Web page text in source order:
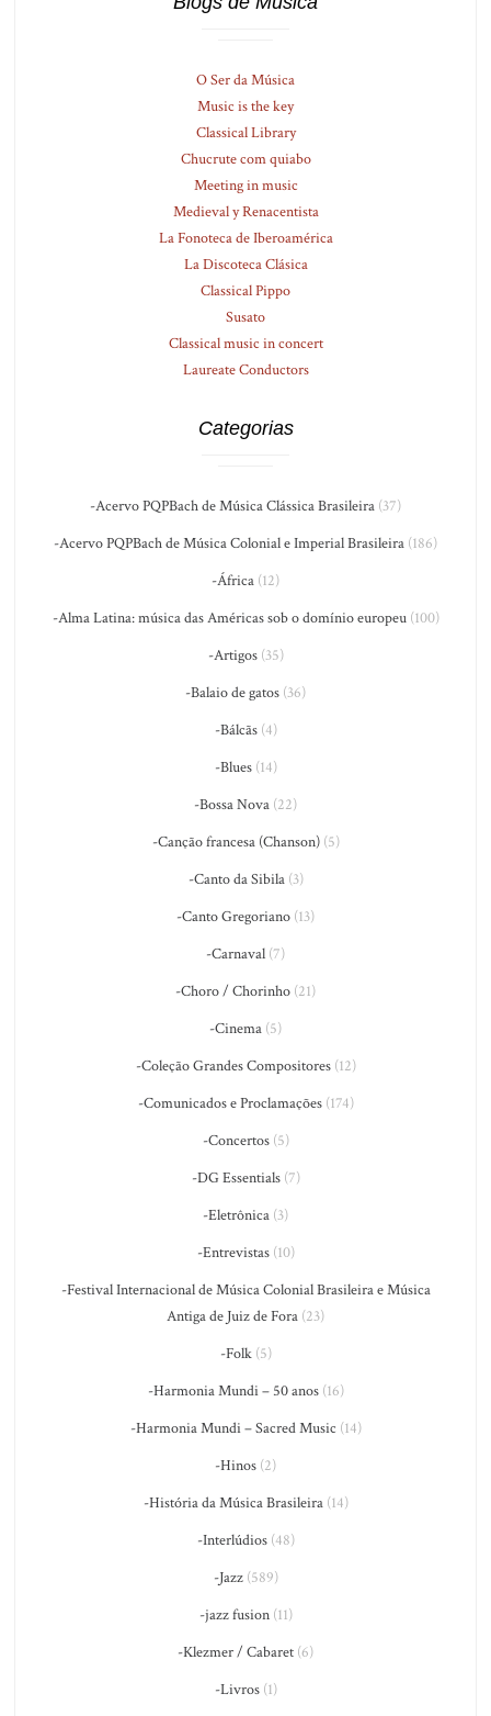
O Ser da Música
Music is the key
Classical Library
Chucrute com quiabo
Meeting in music
Medieval y Renacentista
La Fonoteca de Iberoamérica
La Discoteca Clásica
Classical Pippo
Susato
Classical music in concert
Laureate Conductors
Categorias
-Acervo PQPBach de Música Clássica Brasileira (37)
-Acervo PQPBach de Música Colonial e Imperial Brasileira (186)
-África (12)
-Alma Latina: música das Américas sob o domínio europeu(100)
-Artigos(35)
-Balaio de gatos (36)
-Bálcãs(4)
-Blues(14)
-Bossa Nova (22)
-Canção francesa (Chanson)(5)
-Canto da Sibila(3)
-Canto Gregoriano (13)
-Carnaval (7)
-Choro / Chorinho (21)
-Cinema (5)
-Coleção Grandes Compositores(12)
-Comunicados e Proclamações(174)
-Concertos(5)
-DG Essentials(7)
-Eletrônica (3)
-Entrevistas(10)
-Festival Internacional de Música Colonial Brasileira e Música
Antiga de Juiz de Fora (23)
-Folk(5)
-Harmonia Mundi – 50 anos(16)
-Harmonia Mundi – Sacred Music (14)
-Hinos (2)
-História da Música Brasileira(14)
-Interlúdios(48)
-Jazz(589)
-jazz fusion(11)
-Klezmer / Cabaret (6)
-Livros(1)